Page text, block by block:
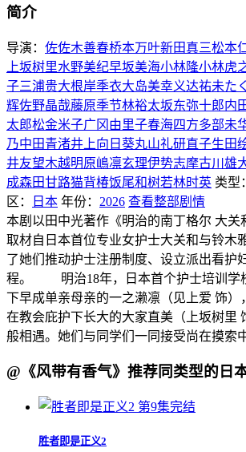
简介
导演： 佐佐木善春桥本万叶新田真三松本
上坂树里水野美纪早坂美海小林隆小林虎
子三浦贵大根岸季衣大岛美幸义达祐未た
辉佐野晶哉藤原季节林裕太坂东弥十郎内
太郎松金米子广冈由里子春海四方多部未
乃中田青渚井上向日葵丸山礼研直子生田
井友望木越明原嶋凛玄理伊势志摩古川雄
成森田甘路猫背椿饭尾和树若林时英 类型：
区：
日本 年份： 2026 查看整部剧情
本剧以田中光著作《明治的南丁格尔 大关
取材自日本首位专业女护士大关和与铃木
了她们推动护士注册制度、设立派出看护
程。 明治18年，日本首个护士培训学
下早成单亲母亲的一之濑凛（见上爱 饰）
在教会庇护下长大的大家直美（上坂树里
般相遇。她们与同学们一同接受尚在摸索
@《风带有香气》推荐同类型的日
第9集完结
胜者即是正义2